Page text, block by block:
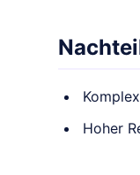
Hoher